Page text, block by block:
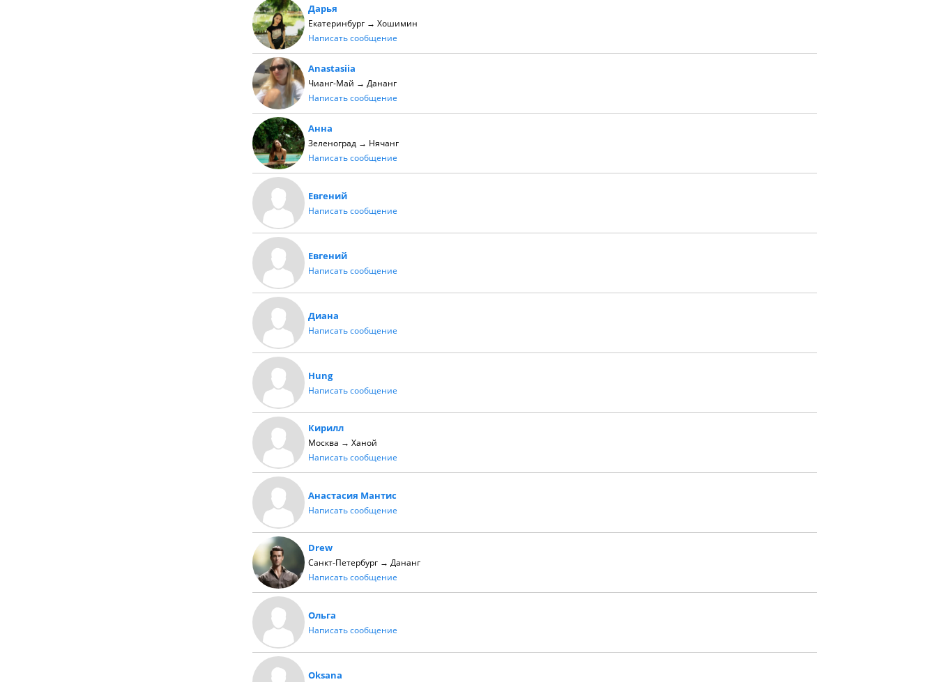
Дарья
Екатеринбург → Хошимин
Написать сообщение
Anastasiia
Чианг-Май → Дананг
Написать сообщение
Анна
Зеленоград → Нячанг
Написать сообщение
Евгений
Написать сообщение
Евгений
Написать сообщение
Диана
Написать сообщение
Hung
Написать сообщение
Кирилл
Москва → Ханой
Написать сообщение
Анастасия Мантис
Написать сообщение
Drew
Санкт-Петербург → Дананг
Написать сообщение
Ольга
Написать сообщение
Oksana